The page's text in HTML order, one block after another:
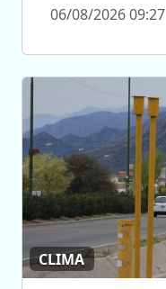
06/08/2026 09:27
CLIMA